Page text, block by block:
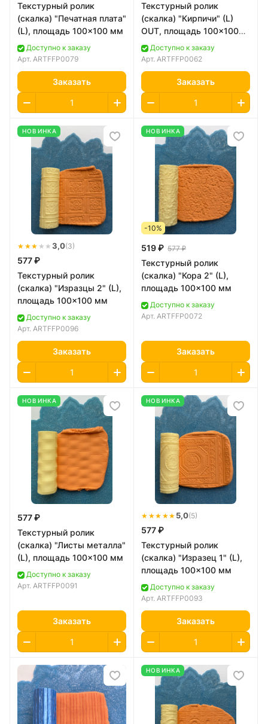
Текстурный ролик
(скалка) "Печатная плата"
(L), площадь 100x100 мм
Доступно к заказу
Арт. ARTFFP0079
Заказать
Текстурный ролик
(скалка) "Кирпичи" (L)
OUT, площадь 100x100
ммДоступно к заказу
Арт. ARTFFP0062
Заказать
НОВИНКА
★★★ ★ ★ 3,0(3)
577 ₽
Текстурный ролик
(скалка) "Изразцы 2" (L),
площадь 100x100 мм
Доступно к заказу
Арт. ARTFFP0096
Заказать
НОВИНКА
-10%
519 ₽ 577 ₽
Текстурный ролик
(скалка) "Кора 2" (L),
площадь 100x100 мм
Доступно к заказу
Арт. ARTFFP0072
Заказать
НОВИНКА
577 ₽
Текстурный ролик
(скалка) "Листы металла"
(L), площадь 100x100 мм
Доступно к заказу
Арт. ARTFFP0091
Заказать
НОВИНКА
★★★★★ 5,0(5)
577 ₽
Текстурный ролик
(скалка) "Изразец 1" (L),
площадь 100x100 мм
Доступно к заказу
Арт. ARTFFP0093
Заказать
НОВИНКА